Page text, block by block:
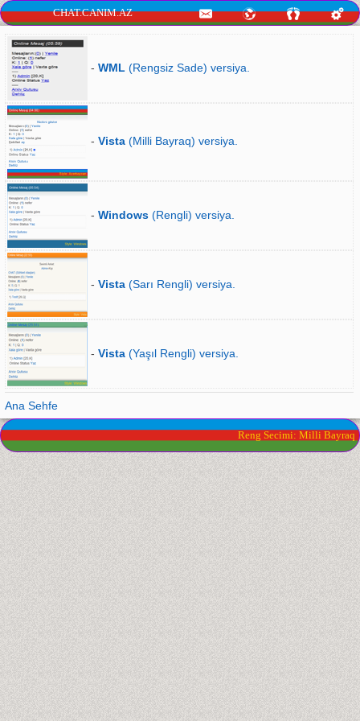
CHAT.CANIM.AZ
- WML (Rengsiz Sade) versiya.
- Vista (Milli Bayraq) versiya.
- Windows (Rengli) versiya.
- Vista (Sarı Rengli) versiya.
- Vista (Yaşıl Rengli) versiya.
Ana Sehfe
Reng Secimi: Milli Bayraq